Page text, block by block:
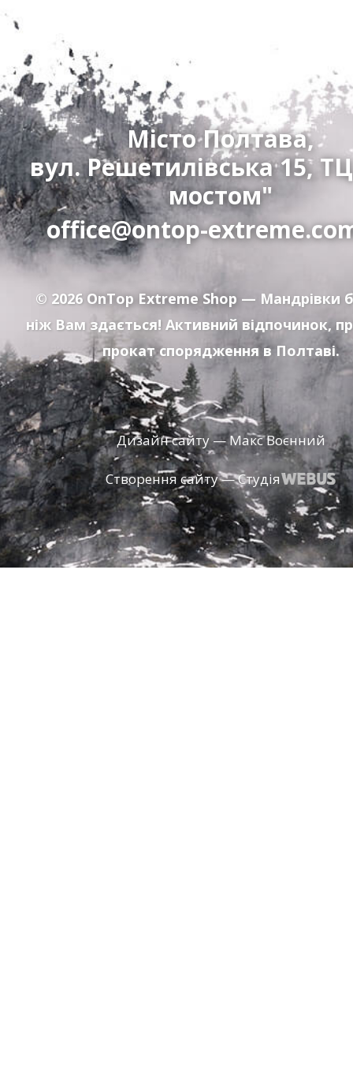
Місто Полтава,
вул. Решетилівська 15,
мостом"
office@ontop-
© 2026 OnTop Extreme Shop — Мандрівки
ніж Вам здається! Активний відпочинок,
прокат спорядження в Полтаві.
Дизайн сайту — Макс Воєнний
Створення сайту — Студія